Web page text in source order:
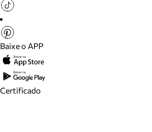
Baixe o APP
Certificado